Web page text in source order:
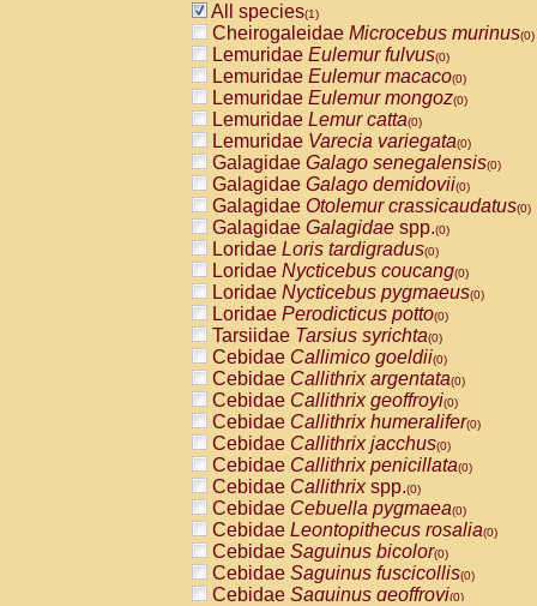
All species(1)
Cheirogaleidae Microcebus murinus(0)
Lemuridae Eulemur fulvus(0)
Lemuridae Eulemur macaco(0)
Lemuridae Eulemur mongoz(0)
Lemuridae Lemur catta(0)
Lemuridae Varecia variegata(0)
Galagidae Galago senegalensis(0)
Galagidae Galago demidovii(0)
Galagidae Otolemur crassicaudatus(0)
Galagidae Galagidae spp.(0)
Loridae Loris tardigradus(0)
Loridae Nycticebus coucang(0)
Loridae Nycticebus pygmaeus(0)
Loridae Perodicticus potto(0)
Tarsiidae Tarsius syrichta(0)
Cebidae Callimico goeldii(0)
Cebidae Callithrix argentata(0)
Cebidae Callithrix geoffroyi(0)
Cebidae Callithrix humeralifer(0)
Cebidae Callithrix jacchus(0)
Cebidae Callithrix penicillata(0)
Cebidae Callithrixspp.(0)
Cebidae Cebuella pygmaea(0)
Cebidae Leontopithecus rosalia(0)
Cebidae Saguinus bicolor(0)
Cebidae Saguinus fuscicollis(0)
Cebidae Saguinus geoffroyi(0)